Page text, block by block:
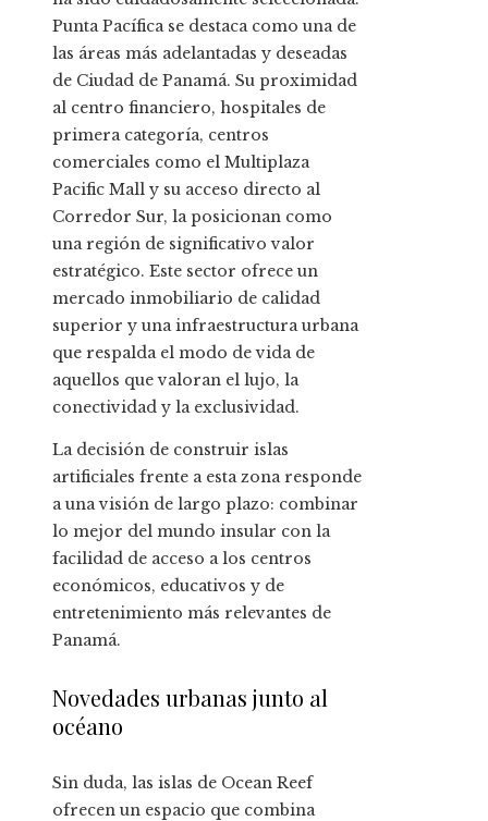
Punta Pacífica se destaca como una de
las áreas más adelantadas y deseadas
de Ciudad de Panamá. Su proximidad
al centro financiero, hospitales de
primera categoría, centros
comerciales como el Multiplaza
Pacific Mall y su acceso directo al
Corredor Sur, la posicionan como
una región de significativo valor
estratégico. Este sector ofrece un
mercado inmobiliario de calidad
superior y una infraestructura urbana
que respalda el modo de vida de
aquellos que valoran el lujo, la
conectividad y la exclusividad.
La decisión de construir islas
artificiales frente a esta zona responde
a una visión de largo plazo: combinar
lo mejor del mundo insular con la
facilidad de acceso a los centros
económicos, educativos y de
entretenimiento más relevantes de
Panamá.
Novedades urbanas junto al
océano
Sin duda, las islas de Ocean Reef
ofrecen un espacio que combina